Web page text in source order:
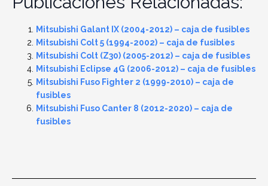
Mitsubishi Galant IX (2004-2012) – caja de fusibles
Mitsubishi Colt 5 (1994-2002) – caja de fusibles
Mitsubishi Colt (Z30) (2005-2012) – caja de fusibles
Mitsubishi Eclipse 4G (2006-2012) – caja de fusibles
Mitsubishi Fuso Fighter 2 (1999-2010) – caja de
fusibles
Mitsubishi Fuso Canter 8 (2012-2020) – caja de
fusibles